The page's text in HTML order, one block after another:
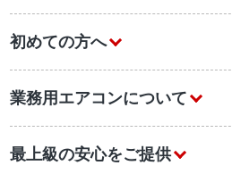
初めての方へ
業務用エアコンについて
最上級の安心をご提供